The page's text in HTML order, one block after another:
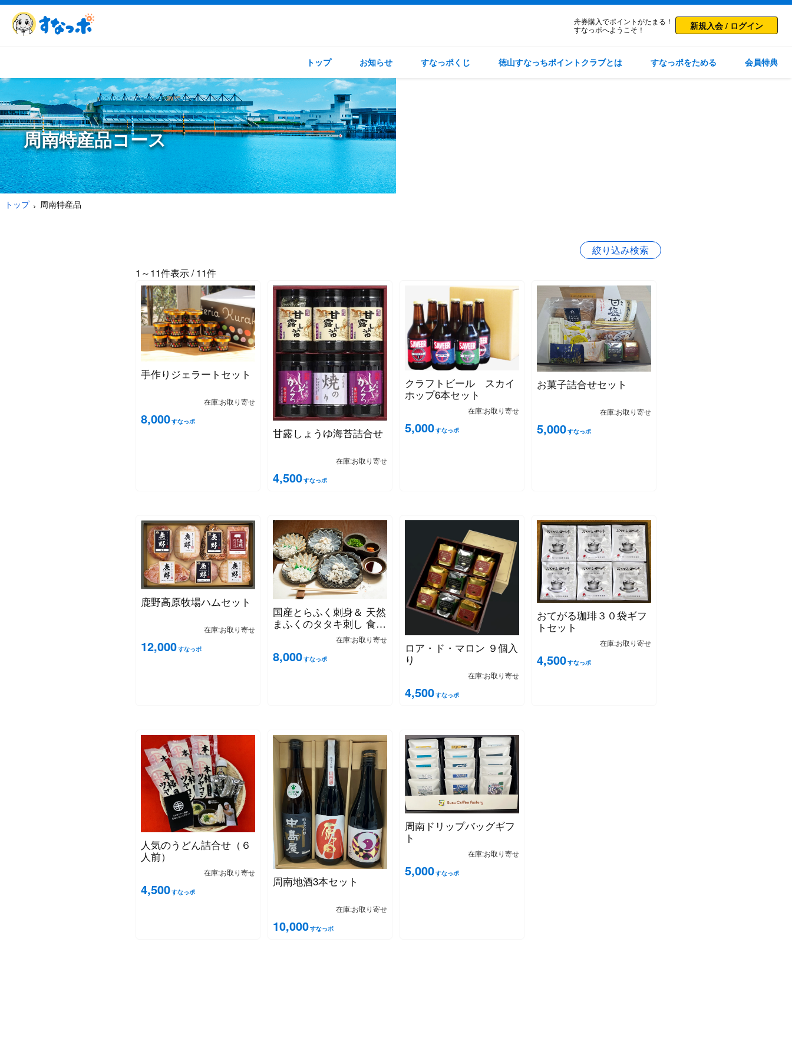
舟券購入でポイントがたまる！
すなっポへようこそ！
新規入会 / ログイン
トップ お知らせ すなっポくじ 徳山すなっちポイントクラブとは すなっポをためる 会員特典
周南特産品コース
トップ 周南特産品
絞り込み検索
1～11件表示 / 11件
手作りジェラートセット
在庫:お取り寄せ
8,000すなっポ
甘露しょうゆ海苔詰合せ
在庫:お取り寄せ
4,500すなっポ
クラフトビール スカイ
ホップ6本セット
在庫:お取り寄せ
5,000すなっポ
お菓子詰合せセット
在庫:お取り寄せ
5,000すなっポ
鹿野高原牧場ハムセット
在庫:お取り寄せ
12,000すなっポ
国産とらふく刺身＆ 天然
まふくのタタキ刺し 食べ
在庫:お取り寄せ
8,000すなっポ
ロア・ド・マロン ９個入
り
在庫:お取り寄せ
4,500すなっポ
おてがる珈琲３０袋ギフ
トセット
在庫:お取り寄せ
4,500すなっポ
人気のうどん詰合せ（６
人前）
在庫:お取り寄せ
4,500すなっポ
周南地酒3本セット
在庫:お取り寄せ
10,000すなっポ
周南ドリップバッグギフ
ト
在庫:お取り寄せ
5,000すなっポ